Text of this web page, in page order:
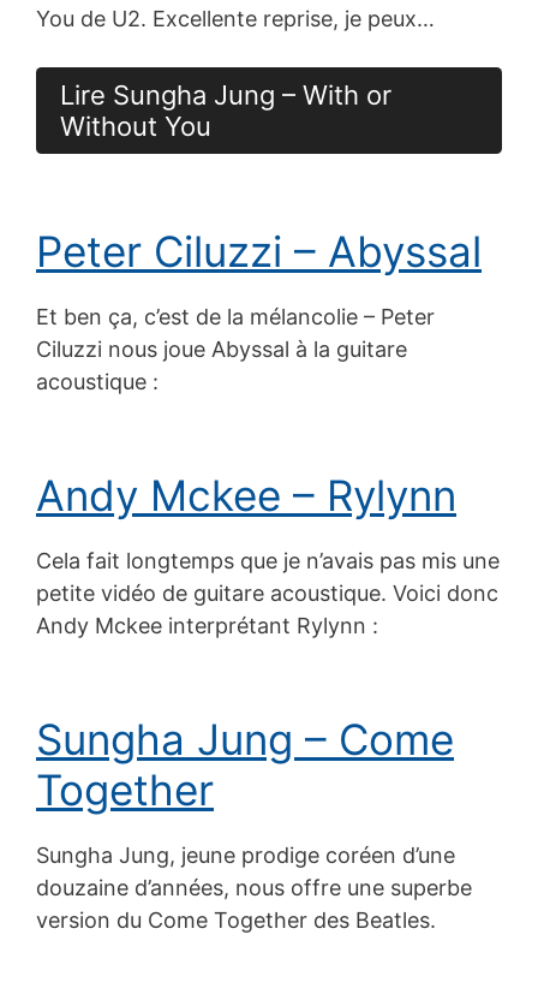
You de U2. Excellente reprise, je peux…
Lire Sungha Jung – With or
Without You
Peter Ciluzzi – Abyssal
Et ben ça, c’est de la mélancolie – Peter
Ciluzzi nous joue Abyssal à la guitare
acoustique :
Andy Mckee – Rylynn
Cela fait longtemps que je n’avais pas mis une
petite vidéo de guitare acoustique. Voici donc
Andy Mckee interprétant Rylynn :
Sungha Jung – Come
Together
Sungha Jung, jeune prodige coréen d’une
douzaine d’années, nous offre une superbe
version du Come Together des Beatles.